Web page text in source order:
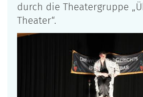
durch die Theatergruppe
Theater“.